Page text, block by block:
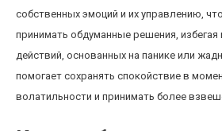
собственных эмоций и их управлению,
принимать обдуманные решения, избегая
действий, основанных на панике или
помогает сохранять спокойствие в
волатильности и принимать более